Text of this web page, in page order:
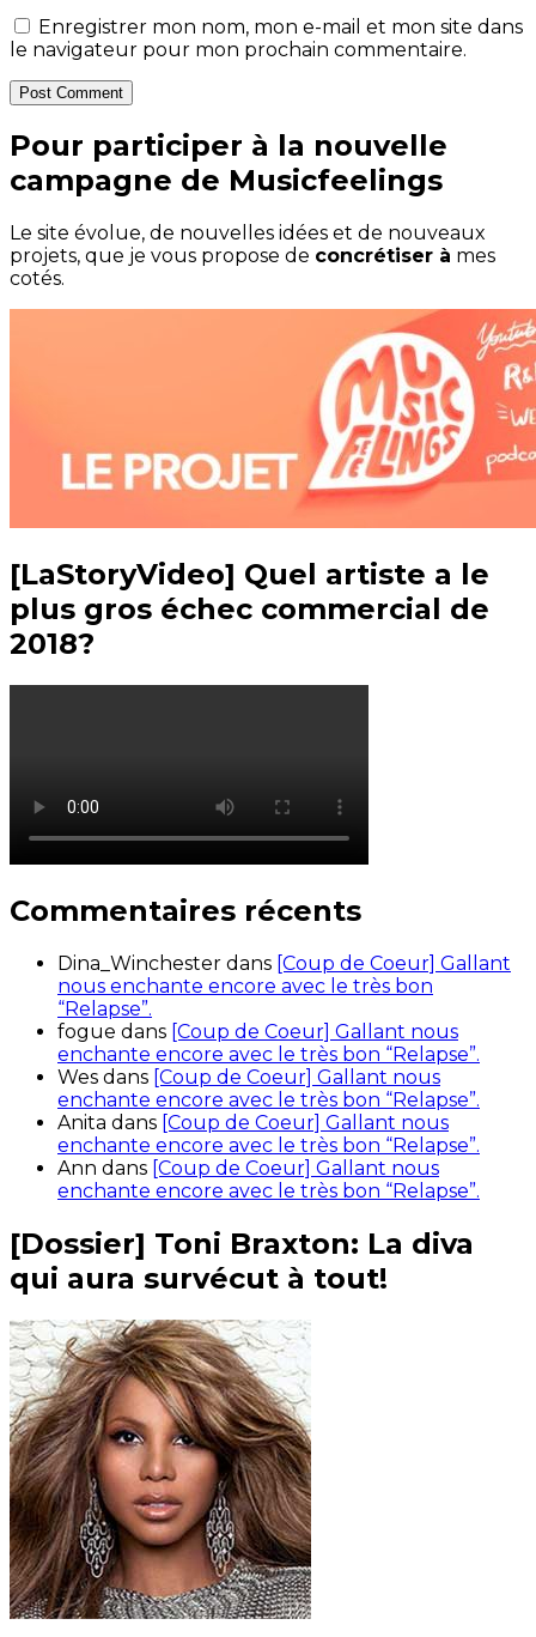
Enregistrer mon nom, mon e-mail et mon site dans
le navigateur pour mon prochain commentaire.
Post Comment
Pour participer à la nouvelle
campagne de Musicfeelings
Le site évolue, de nouvelles idées et de nouveaux
projets, que je vous propose de concrétiser à mes
cotés.
[LaStoryVideo] Quel artiste a le
plus gros échec commercial de
2018?
Commentaires récents
Dina_Winchester dans [Coup de Coeur] Gallant
nous enchante encore avec le très bon
“Relapse”.
fogue dans [Coup de Coeur] Gallant nous
enchante encore avec le très bon “Relapse”.
Wes dans [Coup de Coeur] Gallant nous
enchante encore avec le très bon “Relapse”.
Anita dans [Coup de Coeur] Gallant nous
enchante encore avec le très bon “Relapse”.
Ann dans [Coup de Coeur] Gallant nous
enchante encore avec le très bon “Relapse”.
[Dossier] Toni Braxton: La diva
qui aura survécut à tout!